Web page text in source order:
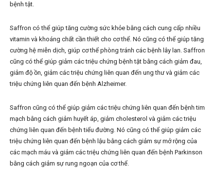
bệnh tật.
Saffron có thể giúp tăng cường sức khỏe bằng cách cung cấp nhiều
vitamin và khoáng chất cần thiết cho cơ thể. Nó cũng có thể giúp tăng
cường hệ miễn dịch, giúp cơ thể phòng tránh các bệnh lây lan. Saffron
cũng có thể giúp giảm các triệu chứng bệnh tật bằng cách giảm đau,
giảm độ ồn, giảm các triệu chứng liên quan đến ung thư và giảm các
triệu chứng liên quan đến bệnh Alzheimer.
Saffron cũng có thể giúp giảm các triệu chứng liên quan đến bệnh tim
mạch bằng cách giảm huyết áp, giảm cholesterol và giảm các triệu
chứng liên quan đến bệnh tiểu đường. Nó cũng có thể giúp giảm các
triệu chứng liên quan đến bệnh lậu bằng cách giảm sự mở rộng của
các mạch máu và giảm các triệu chứng liên quan đến bệnh Parkinson
bằng cách giảm sự rung ngoạn của cơ thể.